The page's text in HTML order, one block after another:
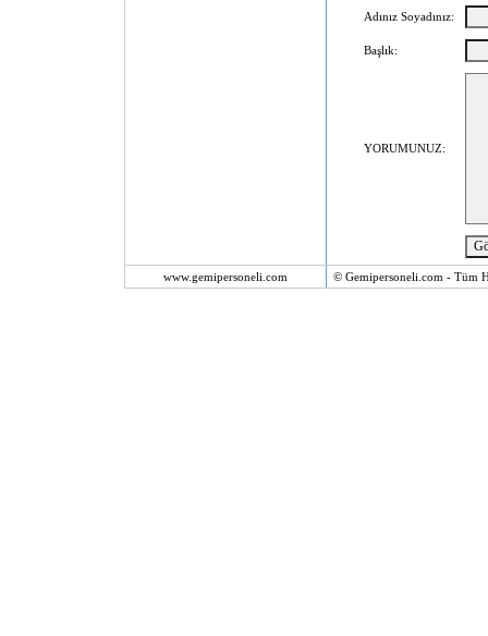
Adınız Soyadınız:
Başlık:
YORUMUNUZ:
www.gemipersoneli.com © Gemipersoneli.com - Tüm